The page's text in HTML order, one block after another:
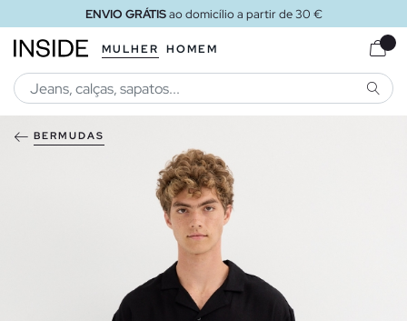
ENVIO GRÁTISao domicílio a partir de 30 €
MULHER HOMEM
BERMUDAS